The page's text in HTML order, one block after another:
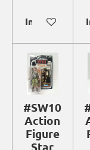
In
#SW10
Action
Figure
Star